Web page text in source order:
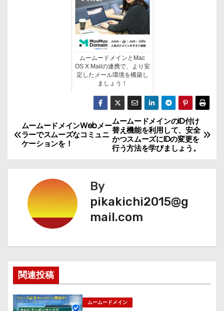
ムームードメインとMac
OS X Mailの連携で、より安
定したメール環境を構築し
ましょう！
投
稿
ナ
ビ
ゲ
シ
ョ
ン
ムームードメインのID付け
替え機能を利用して、安全
かつスムーズにIDの変更を
行う方法を学びましょう。
ムームードメインWebメー
ラーでスムーズなコミュニ
ケーションを！
By
pikakichi2015@g
mail.com
関連投稿
ムームードメイン